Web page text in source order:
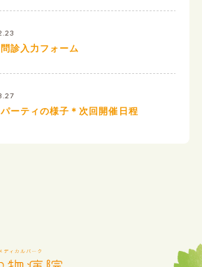
診入力フォーム
ーティの様子＊次回開催日程